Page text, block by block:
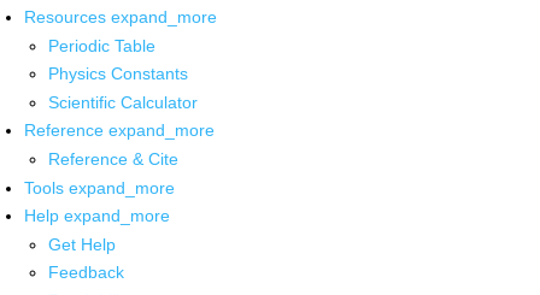
Resources expand_more
Periodic Table
Physics Constants
Scientific Calculator
Reference expand_more
Reference & Cite
Tools expand_more
Help expand_more
Get Help
Feedback